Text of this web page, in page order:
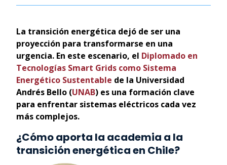
La transición energética dejó de ser una
proyección para transformarse en una
urgencia. En este escenario, el Diplomado en
Tecnologías Smart Grids como Sistema
Energético Sustentable de la Universidad
Andrés Bello (UNAB) es una formación clave
para enfrentar sistemas eléctricos cada vez
más complejos.
¿Cómo aporta la academia a la
transición energética en Chile?